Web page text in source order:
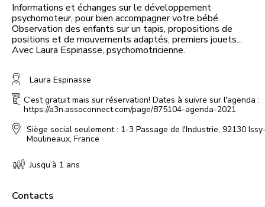
Informations et échanges sur le développement
psychomoteur, pour bien accompagner votre bébé.
Observation des enfants sur un tapis, propositions de
positions et de mouvements adaptés, premiers jouets...
Avec Laura Espinasse, psychomotricienne.
Laura Espinasse
C'est gratuit mais sur réservation! Dates à suivre sur l'agenda :
https://a3n.assoconnect.com/page/875104-agenda-2021
Siège social seulement : 1-3 Passage de l'Industrie, 92130
Moulineaux, France
Jusqu’à 1 ans
Contacts